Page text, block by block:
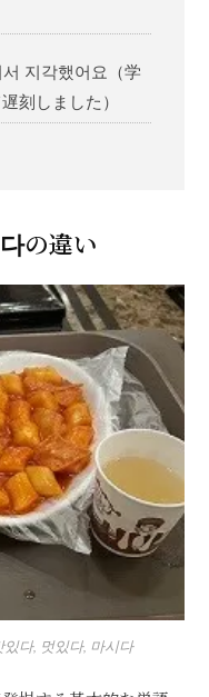
지각했어요（学
刻しました）
の違い
다, 멋있다, 마시다